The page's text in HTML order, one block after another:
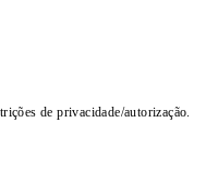
de privacidade/autorização.